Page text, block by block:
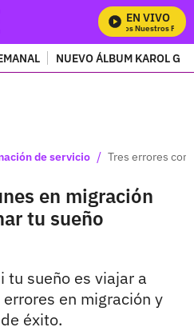
EN VIVO
Mira Todos Nuestros
NUEVO ÁLBUM KAROL G
de servicio / Tres errores
en migración
tu sueño
tu sueño es viajar a
en migración y
éxito.